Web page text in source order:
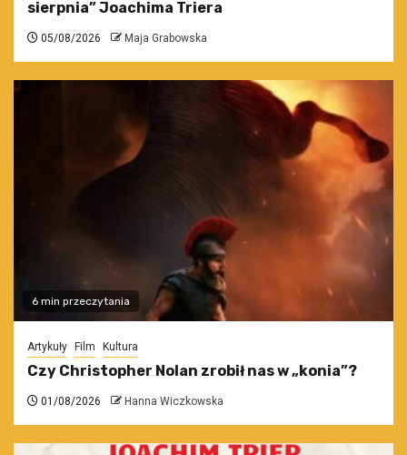
sierpnia” Joachima Triera
05/08/2026 Maja Grabowska
6 min przeczytania
Artykuły Film Kultura
Czy Christopher Nolan zrobił nas w „konia”?
01/08/2026 Hanna Wiczkowska